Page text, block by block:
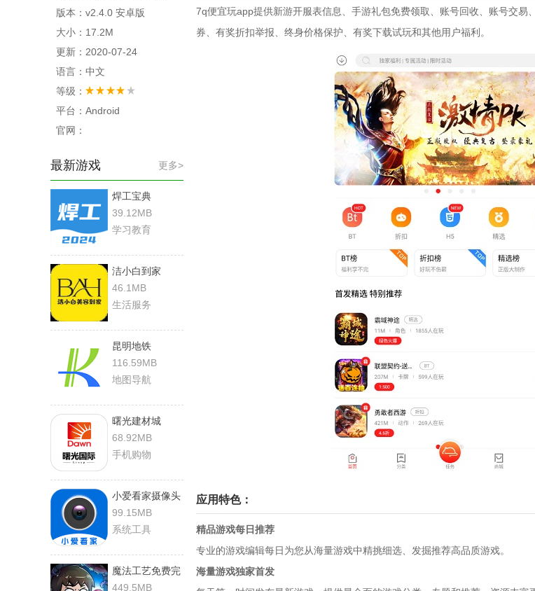
版本：v2.4.0 安卓版
大小：17.2M
更新：2020-07-24
语言：中文
等级：
平台：Android
官网：
更多>
最新游戏
焊工宝典
39.12MB
学习教育
洁小白到家
46.1MB
生活服务
昆明地铁
116.59MB
地图导航
曙光建材城
68.92MB
手机购物
小爱看家摄像头
99.15MB
系统工具
魔法工艺免费完
整版
449.5MB
7q便宜玩app提供新游开服表信息、手游礼包免费领取、账号回收、账号交易
券、有奖折扣举报、终身价格保护、有奖下载试玩和其他用户福利。
应用特色：
精品游戏每日推荐
专业的游戏编辑每日为您从海量游戏中精挑细选、发掘推荐高品质游戏。
海量游戏独家首发